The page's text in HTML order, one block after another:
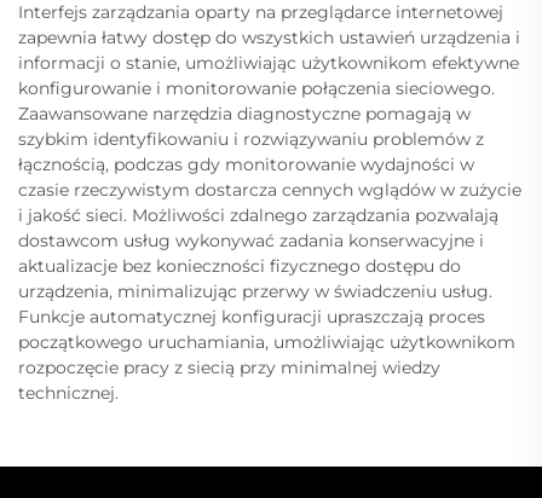
Interfejs zarządzania oparty na przeglądarce internetowej
zapewnia łatwy dostęp do wszystkich ustawień urządzenia i
informacji o stanie, umożliwiając użytkownikom efektywne
konfigurowanie i monitorowanie połączenia sieciowego.
Zaawansowane narzędzia diagnostyczne pomagają w
szybkim identyfikowaniu i rozwiązywaniu problemów z
łącznością, podczas gdy monitorowanie wydajności w
czasie rzeczywistym dostarcza cennych wglądów w zużycie
i jakość sieci. Możliwości zdalnego zarządzania pozwalają
dostawcom usług wykonywać zadania konserwacyjne i
aktualizacje bez konieczności fizycznego dostępu do
urządzenia, minimalizując przerwy w świadczeniu usług.
Funkcje automatycznej konfiguracji upraszczają proces
początkowego uruchamiania, umożliwiając użytkownikom
rozpoczęcie pracy z siecią przy minimalnej wiedzy
technicznej.